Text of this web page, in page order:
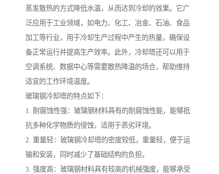
蒸发散热的方式降低水温，从而达到冷却的效果。它广
泛应用于工业领域，如电力、化工、冶金、石油、食品
加工等行业，用于冷却生产过程中产生的热量，确保设
备正常运行并提高生产效率。此外，冷却塔还可以用于
空调系统、数据中心等需要散热降温的场合，帮助维持
适宜的工作环境温度。
玻璃钢冷却塔的特点如下：
1. 耐腐蚀性强：玻璃钢材料具有的耐腐蚀性能，能够抵
抗多种化学物质的侵蚀，适用于恶劣环境。
2. 重量轻：玻璃钢冷却塔的密度较低，重量轻，便于运
输和安装，同时减少了基础结构的负担。
3. 强度高：玻璃钢材料具有较高的机械强度，能够承受